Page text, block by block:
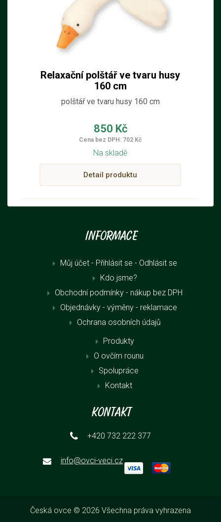
Relaxační polštář ve tvaru husy
160 cm
polštář ve tvaru husy 160 cm
850 Kč
Cena bez DPH: 702 Kč
Na skladě
Detail produktu
Informace
Můj účet - Přihlásit se - Odhlásit se
Kdo jsme?
Obchodní podmínky - nákup bez DPH
Objednávky - výměny - reklamace
Ochrana osobních údajů
Produkty
O ovčím rounu
Spolupráce
Kontakt
Kontakt
+420 732 222 377
info@ovci-veci.cz
Česká ovce © 2026 Všechna práva vyhrazena